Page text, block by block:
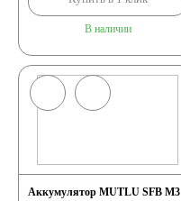
В наличии
Аккумулятор MUTLU SFB M3